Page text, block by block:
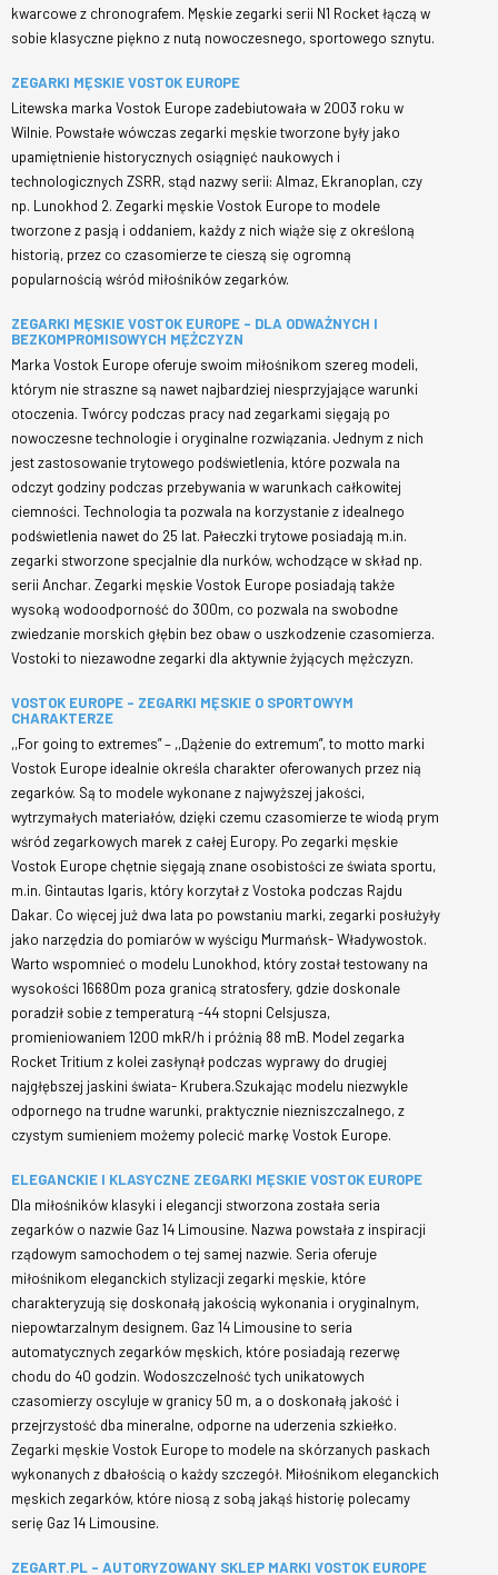
kwarcowe z chronografem. Męskie zegarki serii N1 Rocket łączą w
sobie klasyczne piękno z nutą nowoczesnego, sportowego sznytu.
ZEGARKI MĘSKIE VOSTOK EUROPE
Litewska marka Vostok Europe zadebiutowała w 2003 roku w
Wilnie. Powstałe wówczas zegarki męskie tworzone były jako
upamiętnienie historycznych osiągnięć naukowych i
technologicznych ZSRR, stąd nazwy serii: Almaz, Ekranoplan, czy
np. Lunokhod 2. Zegarki męskie Vostok Europe to modele
tworzone z pasją i oddaniem, każdy z nich wiąże się z określoną
historią, przez co czasomierze te cieszą się ogromną
popularnością wśród miłośników zegarków.
ZEGARKI MĘSKIE VOSTOK EUROPE – DLA ODWAŻNYCH I
BEZKOMPROMISOWYCH MĘŻCZYZN
Marka Vostok Europe oferuje swoim miłośnikom szereg modeli,
którym nie straszne są nawet najbardziej niesprzyjające warunki
otoczenia. Twórcy podczas pracy nad zegarkami sięgają po
nowoczesne technologie i oryginalne rozwiązania. Jednym z nich
jest zastosowanie trytowego podświetlenia, które pozwala na
odczyt godziny podczas przebywania w warunkach całkowitej
ciemności. Technologia ta pozwala na korzystanie z idealnego
podświetlenia nawet do 25 lat. Pałeczki trytowe posiadają m.in.
zegarki stworzone specjalnie dla nurków, wchodzące w skład np.
serii Anchar. Zegarki męskie Vostok Europe posiadają także
wysoką wodoodporność do 300m, co pozwala na swobodne
zwiedzanie morskich głębin bez obaw o uszkodzenie czasomierza.
Vostoki to niezawodne zegarki dla aktywnie żyjących mężczyzn.
VOSTOK EUROPE – ZEGARKI MĘSKIE O SPORTOWYM
CHARAKTERZE
,,For going to extremes” – ,,Dążenie do extremum”, to motto marki
Vostok Europe idealnie określa charakter oferowanych przez nią
zegarków. Są to modele wykonane z najwyższej jakości,
wytrzymałych materiałów, dzięki czemu czasomierze te wiodą prym
wśród zegarkowych marek z całej Europy. Po zegarki męskie
Vostok Europe chętnie sięgają znane osobistości ze świata sportu,
m.in. Gintautas Igaris, który korzytał z Vostoka podczas Rajdu
Dakar. Co więcej już dwa lata po powstaniu marki, zegarki posłużyły
jako narzędzia do pomiarów w wyścigu Murmańsk- Władywostok.
Warto wspomnieć o modelu Lunokhod, który został testowany na
wysokości 16680m poza granicą stratosfery, gdzie doskonale
poradził sobie z temperaturą -44 stopni Celsjusza,
promieniowaniem 1200 mkR/h i próżnią 88 mB. Model zegarka
Rocket Tritium z kolei zasłynął podczas wyprawy do drugiej
najgłębszej jaskini świata- Krubera.Szukając modelu niezwykle
odpornego na trudne warunki, praktycznie niezniszczalnego, z
czystym sumieniem możemy polecić markę Vostok Europe.
ELEGANCKIE I KLASYCZNE ZEGARKI MĘSKIE VOSTOK EUROPE
Dla miłośników klasyki i elegancji stworzona została seria
zegarków o nazwie Gaz 14 Limousine. Nazwa powstała z inspiracji
rządowym samochodem o tej samej nazwie. Seria oferuje
miłośnikom eleganckich stylizacji zegarki męskie, które
charakteryzują się doskonałą jakością wykonania i oryginalnym,
niepowtarzalnym designem. Gaz 14 Limousine to seria
automatycznych zegarków męskich, które posiadają rezerwę
chodu do 40 godzin. Wodoszczelność tych unikatowych
czasomierzy oscyluje w granicy 50 m, a o doskonałą jakość i
przejrzystość dba mineralne, odporne na uderzenia szkiełko.
Zegarki męskie Vostok Europe to modele na skórzanych paskach
wykonanych z dbałością o każdy szczegół. Miłośnikom eleganckich
męskich zegarków, które niosą z sobą jakąś historię polecamy
serię Gaz 14 Limousine.
ZEGART.PL – AUTORYZOWANY SKLEP MARKI VOSTOK EUROPE